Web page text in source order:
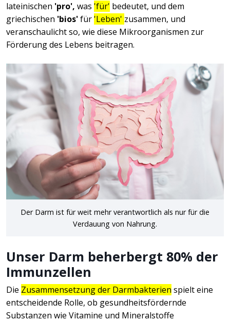
lateinischen 'pro', was 'für' bedeutet, und dem
griechischen 'bios'für 'Leben' zusammen, und
veranschaulicht so, wie diese Mikroorganismen zur
Förderung des Lebens beitragen.
Der Darm ist für weit mehr verantwortlich als nur für die
Verdauung von Nahrung.
Unser Darm beherbergt 80% der
Immunzellen
Die Zusammensetzung der Darmbakterien spielt eine
entscheidende Rolle, ob gesundheitsfördernde
Substanzen wie Vitamine und Mineralstoffe